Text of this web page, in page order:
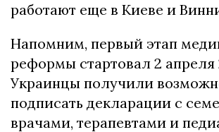
работают еще в Киеве и
Напомним, первый этап
реформы стартовал 2 апреля
Украинцы получили
подписать декларации с
врачами, терапевтами и